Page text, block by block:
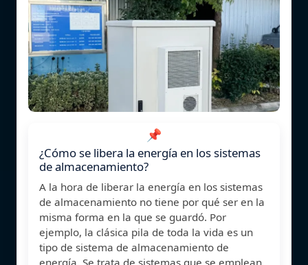
📌
¿Cómo se libera la energía en los sistemas
de almacenamiento?
A la hora de liberar la energía en los sistemas
de almacenamiento no tiene por qué ser en la
misma forma en la que se guardó. Por
ejemplo, la clásica pila de toda la vida es un
tipo de sistema de almacenamiento de
energía. Se trata de sistemas que se emplean